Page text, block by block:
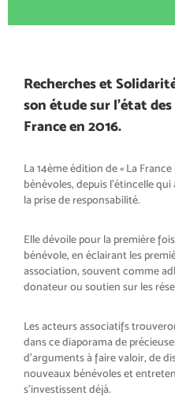
Recherches et
son étude sur l’état
France en 2016.
La 14ème édition de « La
bénévoles, depuis l’étincelle qui
la prise de responsabilité.
Elle dévoile pour la première
bénévole, en éclairant les
association, souvent comme
donateur ou soutien sur les
Les acteurs associatifs
dans ce diaporama de
d’arguments à faire valoir, de
nouveaux bénévoles et
s’investissent déjà.